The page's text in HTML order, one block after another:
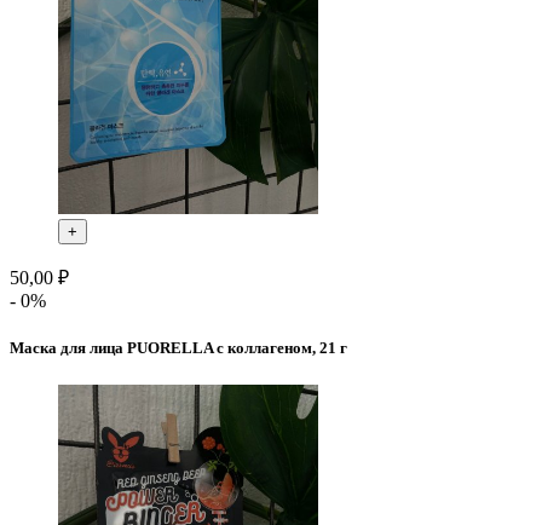
+
50,00 ₽
- 0%
Маска для лица PUORELLA с коллагеном, 21 г